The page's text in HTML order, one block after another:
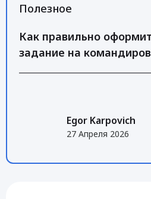
Полезное
Как правильно
задание на
Egor Karpovich
27 Апреля 2026